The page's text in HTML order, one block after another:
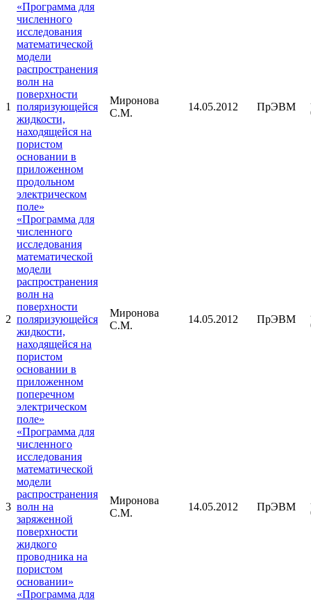
1
«Программа для
численного
исследования
математической
модели
распространения
волн на
поверхности
поляризующейся
жидкости,
находящейся на
пористом
основании в
приложенном
продольном
электрическом
поле»
Миронова
С.М.
14.05.2012 ПрЭВМ
2
«Программа для
численного
исследования
математической
модели
распространения
волн на
поверхности
поляризующейся
жидкости,
находящейся на
пористом
основании в
приложенном
поперечном
электрическом
поле»
Миронова
С.М.
14.05.2012 ПрЭВМ
3
«Программа для
численного
исследования
математической
модели
распространения
волн на
заряженной
поверхности
жидкого
проводника на
пористом
основании»
Миронова
С.М.
14.05.2012 ПрЭВМ
«Программа для